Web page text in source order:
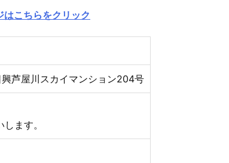
こちらをクリック
芦屋川スカイマンション204号
ます。